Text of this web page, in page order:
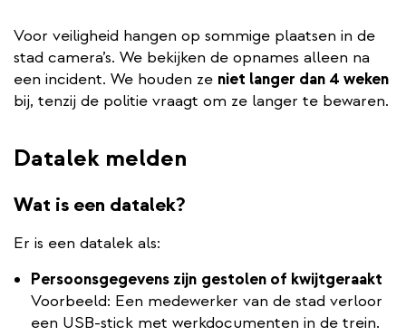
Voor veiligheid hangen op sommige plaatsen in de
stad camera’s. We bekijken de opnames alleen na
een incident. We houden ze niet langer dan 4 weken
bij, tenzij de politie vraagt om ze langer te bewaren.
Datalek melden
Wat is een datalek?
Er is een datalek als:
Persoonsgegevens zijn gestolen of kwijtgeraakt
Voorbeeld: Een medewerker van de stad verloor
een USB-stick met werkdocumenten in de trein.